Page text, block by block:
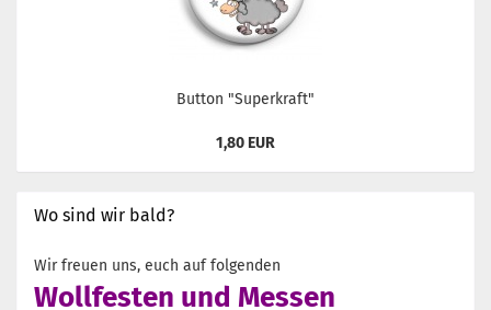
Button "Superkraft"
1,80 EUR
Wo sind wir bald?
Wir freuen uns, euch auf folgenden
Wollfesten und Messen